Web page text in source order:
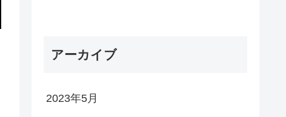
アーカイブ
2023年5月